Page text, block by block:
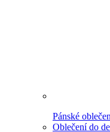
Pánské
Oblečení do